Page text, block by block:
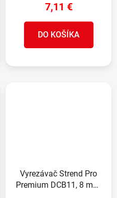
7,11 €
DO KOŠÍKA
Vyrezávač Strend Pro
Premium DCB11, 8 mm,